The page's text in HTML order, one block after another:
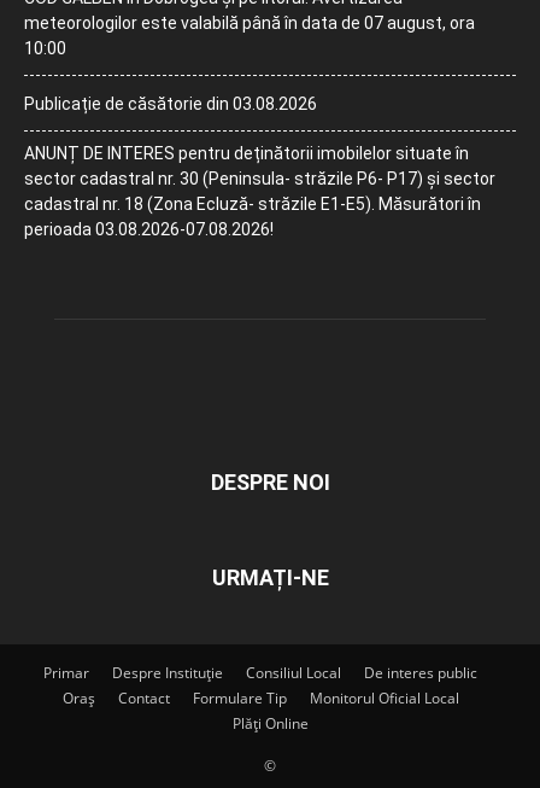
meteorologilor este valabilă până în data de 07 august, ora
10:00
Publicație de căsătorie din 03.08.2026
ANUNȚ DE INTERES pentru deținătorii imobilelor situate în
sector cadastral nr. 30 (Peninsula- străzile P6- P17) și sector
cadastral nr. 18 (Zona Ecluză- străzile E1-E5). Măsurători în
perioada 03.08.2026-07.08.2026!
DESPRE NOI
URMAȚI-NE
Primar Despre Instituție Consiliul Local
De interes public
Oraș
Contact Formulare Tip
Monitorul Oficial Local
Plăți Online
©